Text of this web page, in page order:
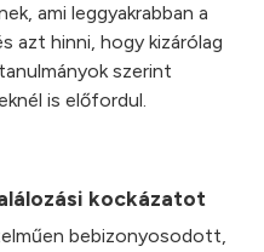
ami leggyakrabban a
azt hinni, hogy kizárólag
szerint
is előfordul.
kockázatot
bebizonyosodott,